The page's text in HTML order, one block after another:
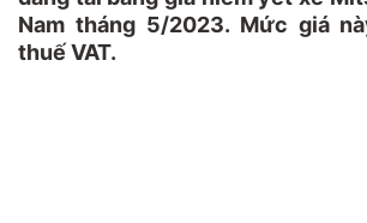
Nam tháng 5/2023. Mức giá
thuế VAT.